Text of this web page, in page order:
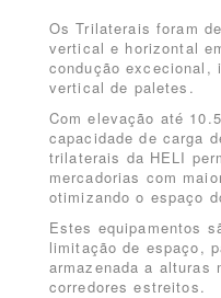
Os Trilaterais foram
vertical e horizontal
condução excecional,
vertical de paletes.
Com elevação até
capacidade de carga
trilaterais da HELI
mercadorias com
otimizando o espaço
Estes equipamentos
limitação de espaço,
armazenada a alturas
corredores estreitos.